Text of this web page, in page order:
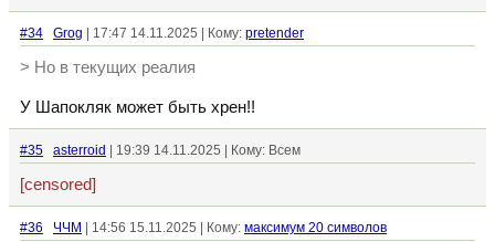
#34 Grog | 17:47 14.11.2025 | Кому: pretender
> Но в текущих реалия
У Шапокляк может быть хрен!!
#35 asterroid | 19:39 14.11.2025 | Кому: Всем
[censored]
#36 ЧЧМ | 14:56 15.11.2025 | Кому: максимум 20 символов